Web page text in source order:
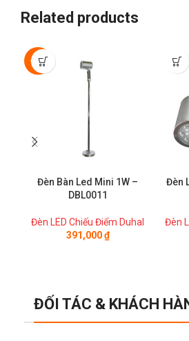
Related products
-50%
Đèn Bàn Led Mini 1W –
DBL0011
Đèn LED Chiếu Điểm Duhal
391,000₫
Đèn
Đèn
ĐỐI TÁC & KHÁCH